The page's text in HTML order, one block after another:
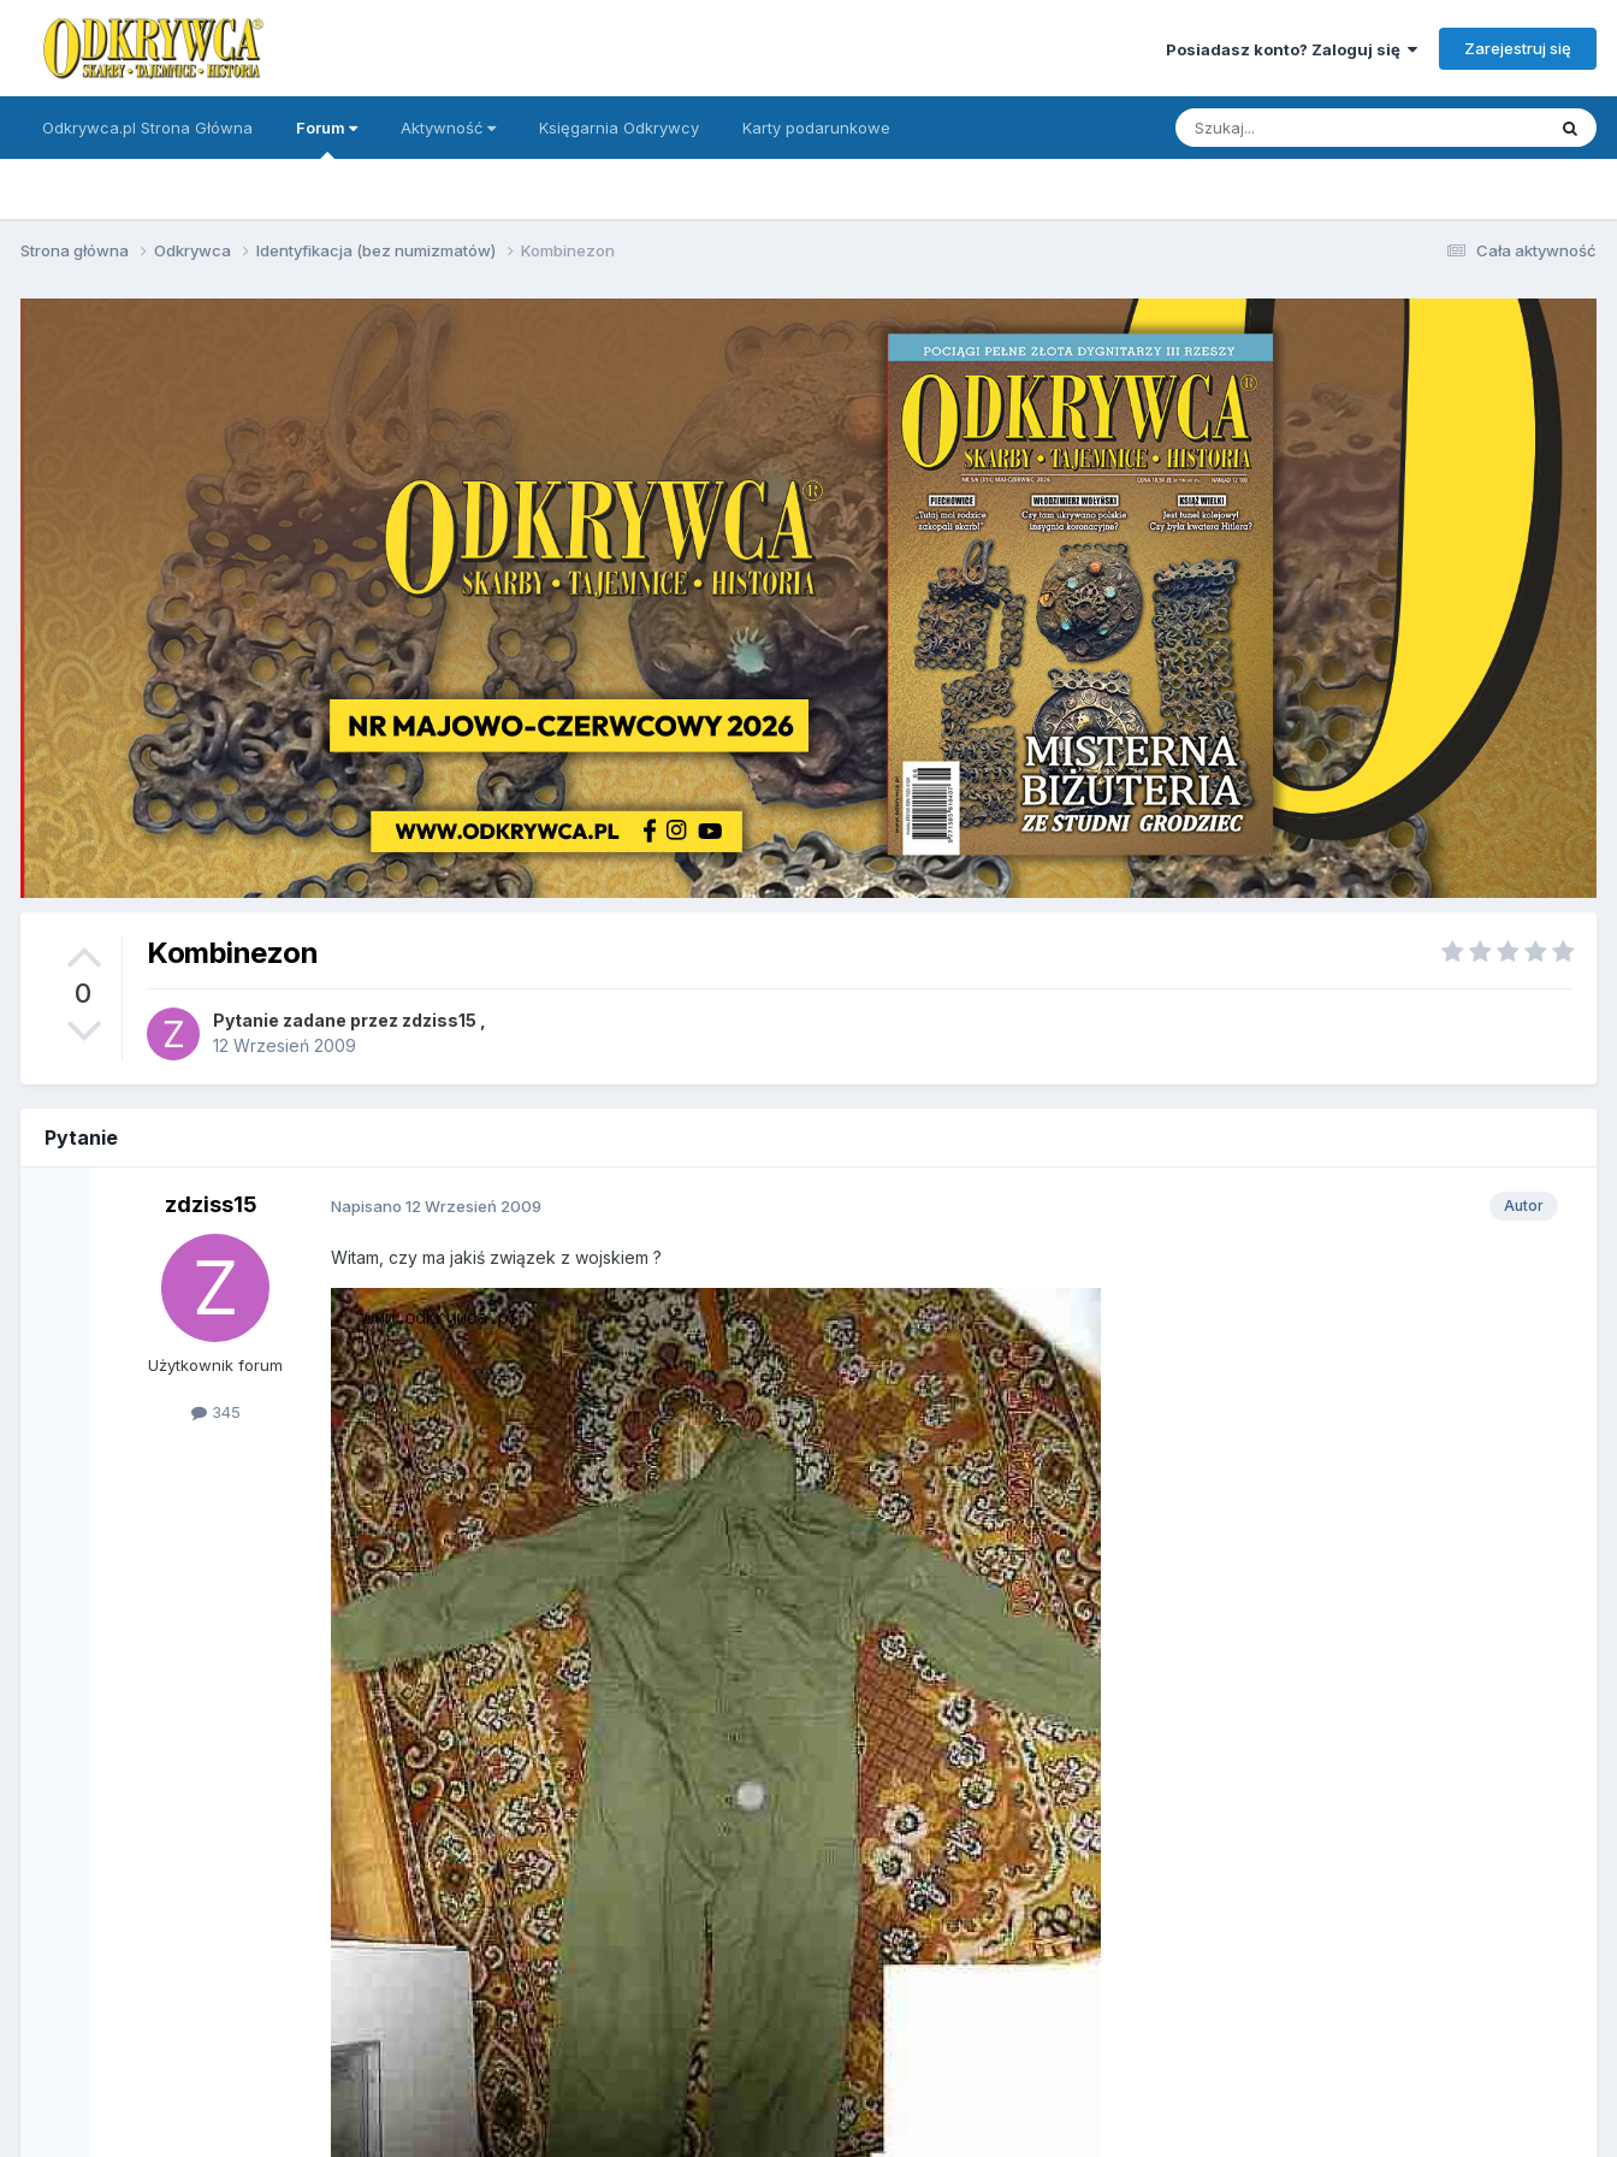
Posiadasz konto? Zaloguj się Zarejestruj się
Odkrywca.pl Strona Główna Forum Aktywność Księgarnia Odkrywcy Karty podarunkowe
Cała aktywność
Strona główna Odkrywca Identyfikacja (bez numizmatów) Kombinezon
0
Kombinezon
Pytanie zadane przez zdziss15
12 Wrzesień 2009
Pytanie
zdziss15
Użytkownik forum
345
Autor
Napisano12 Wrzesień 2009
Witam, czy ma jakiś związek z wojskiem ?